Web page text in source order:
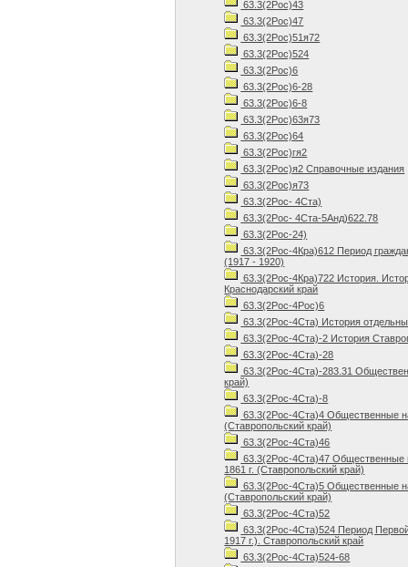
63.3(2Рос)43
63.3(2Рос)47
63.3(2Рос)51я72
63.3(2Рос)524
63.3(2Рос)6
63.3(2Рос)6-28
63.3(2Рос)6-8
63.3(2Рос)63я73
63.3(2Рос)64
63.3(2Рос)гя2
63.3(2Рос)я2 Справочные издания
63.3(2Рос)я73
63.3(2Рос- 4Ста)
63.3(2Рос- 4Ста-5Анд)622.78
63.3(2Рос-24)
63.3(2Рос-4Кра)612 Период
(1917 - 1920)
63.3(2Рос-4Кра)722 История.
Краснодарский край
63.3(2Рос-4Рос)6
63.3(2Рос-4Ста) История
63.3(2Рос-4Ста)-2 История
63.3(2Рос-4Ста)-28
63.3(2Рос-4Ста)-283.31
край)
63.3(2Рос-4Ста)-8
63.3(2Рос-4Ста)4 Общественные
(Ставропольский край)
63.3(2Рос-4Ста)46
63.3(2Рос-4Ста)47 Общественные
1861 г. (Ставропольский край)
63.3(2Рос-4Ста)5 Общественные
(Ставропольский край)
63.3(2Рос-4Ста)52
63.3(2Рос-4Ста)524 Период
1917 г.). Ставропольский край
63.3(2Рос-4Ста)524-68